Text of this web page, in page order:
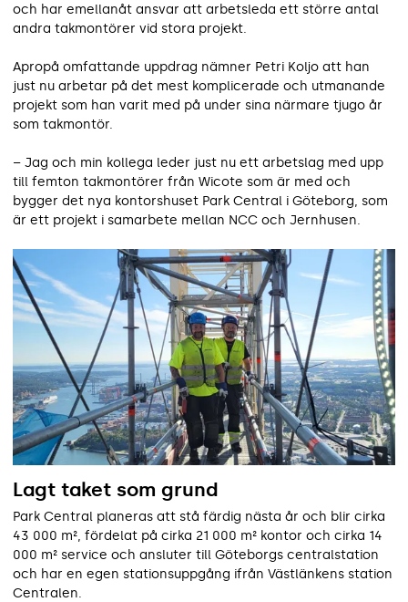
och har emellanåt ansvar att arbetsleda ett större antal
andra takmontörer vid stora projekt.
Apropå omfattande uppdrag nämner Petri Koljo att han
just nu arbetar på det mest komplicerade och utmanande
projekt som han varit med på under sina närmare tjugo år
som takmontör.
– Jag och min kollega leder just nu ett arbetslag med upp
till femton takmontörer från Wicote som är med och
bygger det nya kontorshuset Park Central i Göteborg, som
är ett projekt i samarbete mellan NCC och Jernhusen.
Lagt taket som grund
Park Central planeras att stå färdig nästa år och blir cirka
43 000 m², fördelat på cirka 21 000 m² kontor och cirka 14
000 m² service och ansluter till Göteborgs centralstation
och har en egen stationsuppgång ifrån Västlänkens station
Centralen.